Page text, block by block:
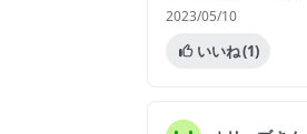
2023/05/10
いいね(1)